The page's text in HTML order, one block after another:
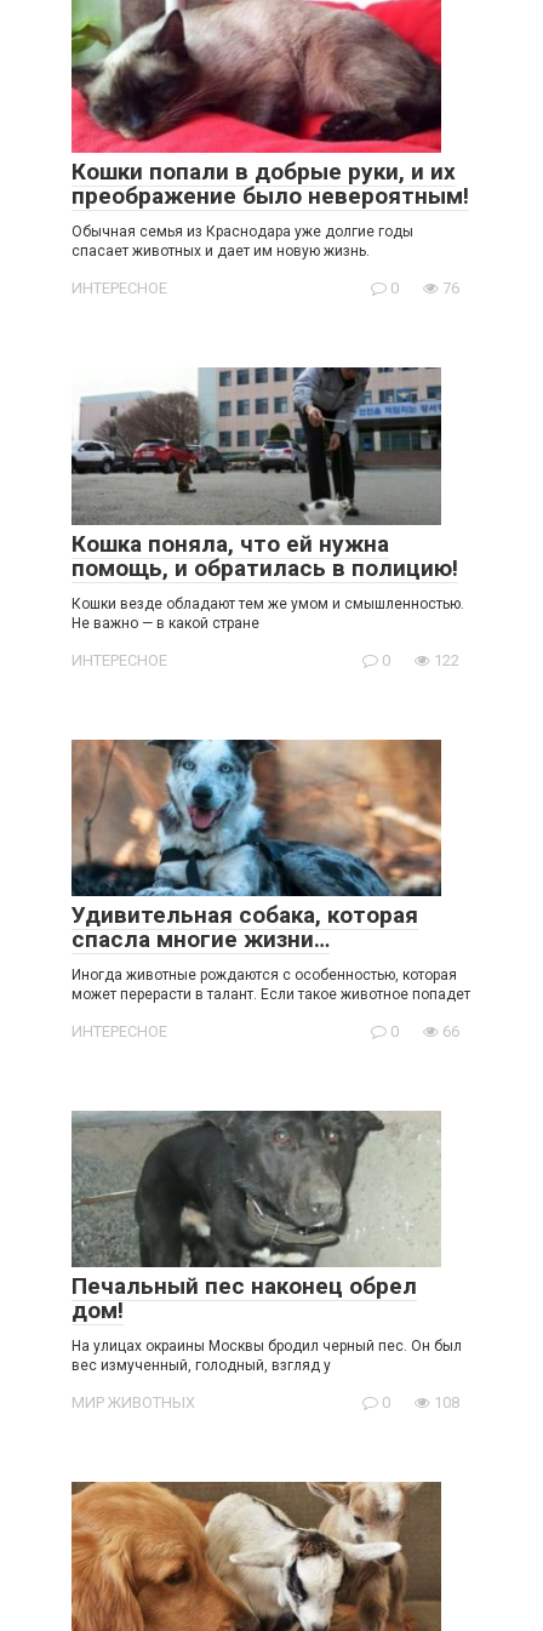
Кошки попали в добрые руки, и их
преображение было невероятным!
Обычная семья из Краснодара уже долгие годы
спасает животных и дает им новую жизнь.
ИНТЕРЕСНОЕ 0 76
Кошка поняла, что ей нужна
помощь, и обратилась в полицию!
Кошки везде обладают тем же умом и смышленностью.
Не важно — в какой стране
ИНТЕРЕСНОЕ 0 122
Удивительная собака, которая
спасла многие жизни…
Иногда животные рождаются с особенностью, которая
может перерасти в талант. Если такое животное попадет
ИНТЕРЕСНОЕ 0 66
Печальный пес наконец обрел
дом!
На улицах окраины Москвы бродил черный пес. Он был
вес измученный, голодный, взгляд у
МИР ЖИВОТНЫХ 0 108